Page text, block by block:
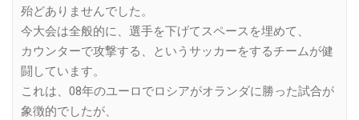
殆どありませんでした。
今大会は全般的に、選手を下げてスペースを埋めて、
カウンターで攻撃する、というサッカーをするチームが健
闘しています。
これは、08年のユーロでロシアがオランダに勝った試合が
象徴的でしたが、